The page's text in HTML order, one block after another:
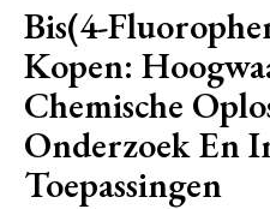
Bis(4-
Kopen:
Chemische
Onderzoek En
Toepassingen